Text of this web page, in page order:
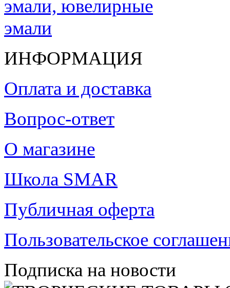
ИНФОРМАЦИЯ
Оплата и доставка
Вопрос-ответ
О магазине
Школа SMAR
Публичная оферта
Пользовательское
Подписка на новости